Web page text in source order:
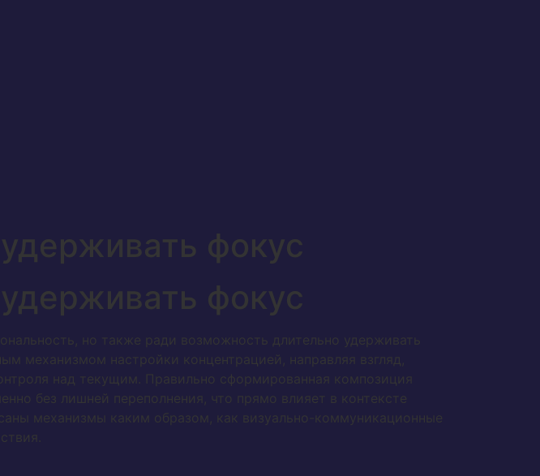
фокус
фокус
но также ради возможность длительно удерживать
механизмом настройки концентрацией, направляя взгляд,
над текущим. Правильно сформированная композиция
без лишней переполнения, что прямо влияет в контексте
механизмы каким образом, как визуально-коммуникационные